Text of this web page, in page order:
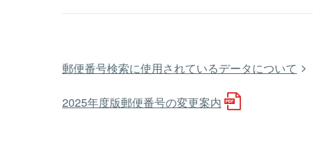
郵便番号検索に使用されているデータについて
2025年度版郵便番号の変更案内